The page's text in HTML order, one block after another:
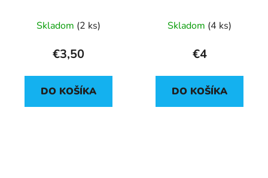
Skladom (2 ks)
€3,50
DO KOŠÍKA
Skladom (4 ks)
€4
DO KOŠÍKA